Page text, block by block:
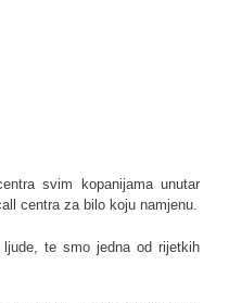
svim kopanijama unutar
centra za bilo koju namjenu.
te smo jedna od rijetkih